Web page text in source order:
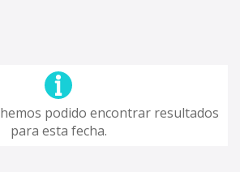
podido encontrar resultados
para esta fecha.